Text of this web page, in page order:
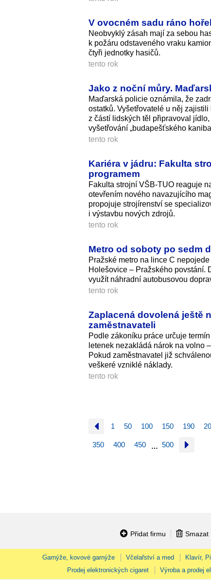
V ovocném sadu ráno
Neobvyklý zásah mají za sebou
k požáru odstaveného vraku
čtyři jednotky hasičů.
tento rok
Jako z noční můry.
Maďarská policie oznámila, že
ostatků. Vyšetřovatelé u něj
z částí lidských těl připravoval
vyšetřování „budapešťského
tento rok
Kariéra v jádru: Fakulta
programem
Fakulta strojní VŠB-TUO reaguje
otevřením nového navazujícího
propojuje strojírenství se
i výstavbu nových zdrojů.
tento rok
Metro od soboty po sedm
Pražské metro na lince C
Holešovice – Pražského povstání.
využít náhradní autobusovou
tento rok
Zaplacená dovolená ještě
zaměstnavateli
Podle zákoníku práce určuje
letenek nezakládá nárok na volno
Pokud zaměstnavatel již
veškeré vzniklé náklady.
tento rok
1 50 100 150 190
350 400 450 … 500
Přidat firmu Smazat
Garnýže, kovové garnýže Včelařství a med Klavír,
Prodej elektronických cigaret
Výroba a prodej